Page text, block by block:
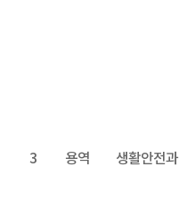
3 용역 생활안전과